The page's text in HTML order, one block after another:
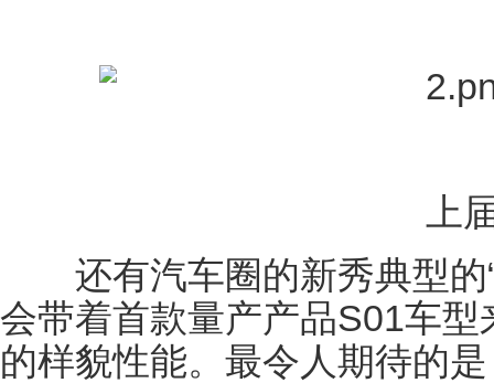
上届
还有汽车圈的新秀典型的
会带着首款量产产品S01车
的样貌性能。最令人期待的